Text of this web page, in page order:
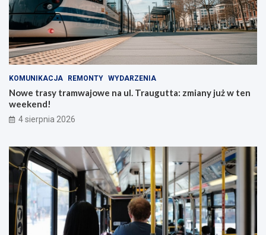
KOMUNIKACJA REMONTY WYDARZENIA
Nowe trasy tramwajowe na ul. Traugutta: zmiany już w ten
weekend!
4 sierpnia 2026